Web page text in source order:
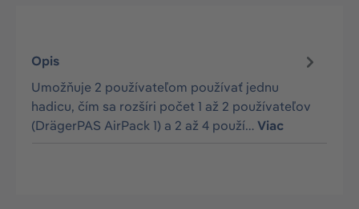
Opis
Umožňuje 2 používateľom používať jednu
hadicu, čím sa rozšíri počet 1 až 2 používateľov
(DrägerPAS AirPack 1) a 2 až 4 použí…Viac